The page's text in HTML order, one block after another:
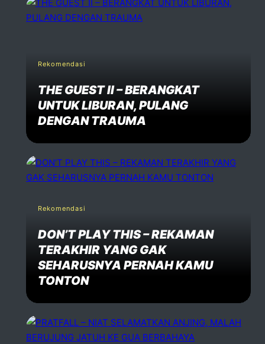
Rekomendasi
THE GUEST II – BERANGKAT
UNTUK LIBURAN, PULANG
DENGAN TRAUMA
Rekomendasi
DON’T PLAY THIS – REKAMAN
TERAKHIR YANG GAK
SEHARUSNYA PERNAH KAMU
TONTON